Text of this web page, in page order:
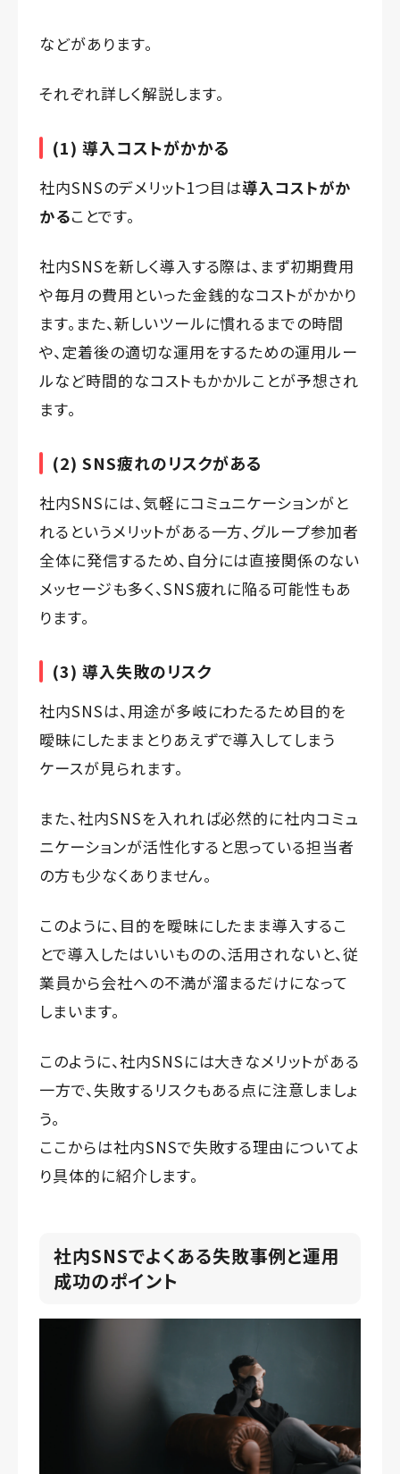
などがあります。
それぞれ詳しく解説します。
(1) 導入コストがかかる
社内SNSのデメリット1つ目は導入コストがか
かることです。
社内SNSを新しく導入する際は、まず初期費用
や毎月の費用といった金銭的なコストがかかり
ます。また、新しいツールに慣れるまでの時間
や、定着後の適切な運用をするための運用ルー
ルなど時間的なコストもかかルことが予想され
ます。
(2) SNS疲れのリスクがある
社内SNSには、気軽にコミュニケーションがと
れるというメリットがある一方、グループ参加者
全体に発信するため、自分には直接関係のない
メッセージも多く、SNS疲れに陥る可能性もあ
ります。
(3) 導入失敗のリスク
社内SNSは、用途が多岐にわたるため目的を
曖昧にしたままとりあえずで導入してしまう
ケースが見られます。
また、社内SNSを入れれば必然的に社内コミュ
ニケーションが活性化すると思っている担当者
の方も少なくありません。
このように、目的を曖昧にしたまま導入するこ
とで導入したはいいものの、活用されないと、従
業員から会社への不満が溜まるだけになって
しまいます。
このように、社内SNSには大きなメリットがある
一方で、失敗するリスクもある点に注意しましょ
う。
ここからは社内SNSで失敗する理由についてよ
り具体的に紹介します。
社内SNSでよくある失敗事例と運用
成功のポイント